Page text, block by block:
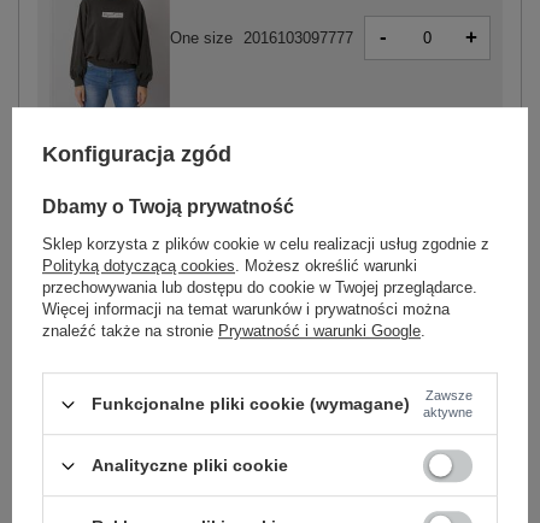
One size 2016103097777 - +
ZALOGUJ SIĘ I ZOBACZ CENĘ
Masz pytanie? Chętnie pomożemy.
Zadzwoń+48 601 547 740 Zadaj pytanie
RELEVANCE
dominujący
dekolt
okrągły
Konfiguracja zgód
Dbamy o Twoją prywatność
Sklep korzysta z plików cookie w celu realizacji usług zgodnie z
Polityką dotyczącą cookies. Możesz określić warunki
przechowywania lub dostępu do cookie w Twojej przeglądarce.
Więcej informacji na temat warunków i prywatności można
znaleźć także na stronie Prywatność i warunki Google.
Funkcjonalne pliki cookie (wymagane)
Zawsze
aktywne
Analityczne pliki cookie